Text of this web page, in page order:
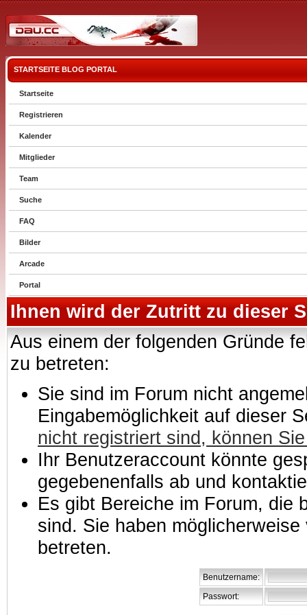
STARTSEITE BLOG PORTAL
Startseite
Registrieren
Kalender
Mitglieder
Team
Suche
FAQ
Bilder
Arcade
Portal
Ihnen wird der Zutritt zu dieser
Aus einem der folgenden Gründe
zu betreten:
Sie sind im Forum nicht
Eingabemöglichkeit auf dieser
nicht registriert sind, können
Ihr Benutzeraccount könnte
gegebenenfalls ab und
Es gibt Bereiche im Forum, die
sind. Sie haben
betreten.
Benutzername:
Passwort: